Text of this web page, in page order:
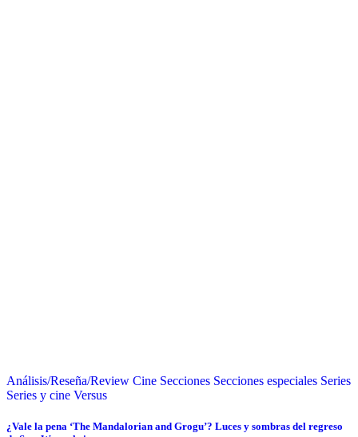
Análisis/Reseña/Review Cine Secciones Secciones especiales Series
Series y cine Versus
¿Vale la pena ‘The Mandalorian and Grogu’? Luces y sombras del regreso